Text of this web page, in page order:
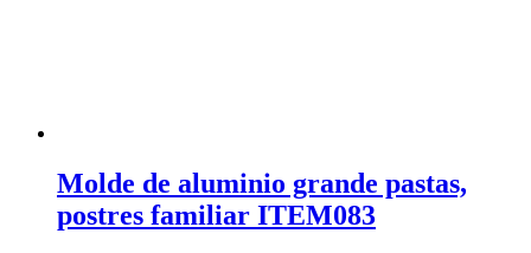
Molde de aluminio grande pastas,
postres familiar ITEM083